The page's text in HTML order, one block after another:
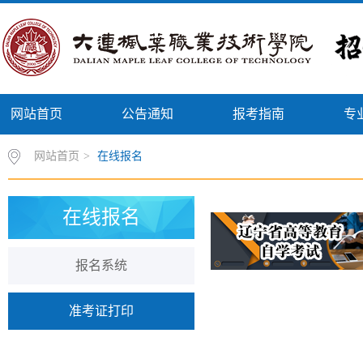
网站首页 公告通知 报考指南 专
网站首页 > 在线报名
在线报名
报名系统
准考证打印